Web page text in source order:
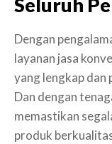
Seluruh
Dengan
layanan jasa
yang lengkap
Dan dengan
memastikan
produk